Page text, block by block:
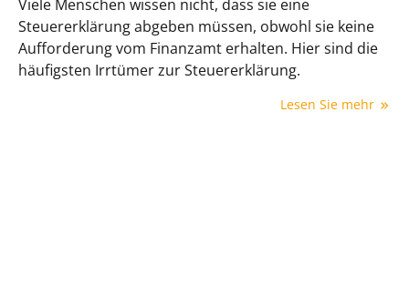
Viele Menschen wissen nicht, dass sie eine
Steuererklärung abgeben müssen, obwohl sie keine
Aufforderung vom Finanzamt erhalten. Hier sind die
häufigsten Irrtümer zur Steuererklärung.
Lesen Sie mehr